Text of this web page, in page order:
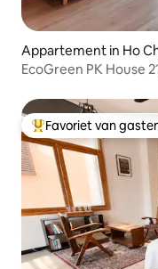
Appartement in Ho
EcoGreen PK House
Topfavoriet van
Favoriet van